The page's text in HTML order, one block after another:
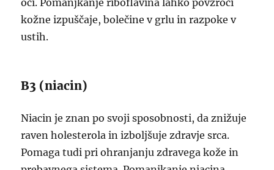
oči. Pomanjkanje riboflavina lahko povzroči
kožne izpuščaje, bolečine v grlu in razpoke v
ustih.
B3 (niacin)
Niacin je znan po svoji sposobnosti, da znižuje
raven holesterola in izboljšuje zdravje srca.
Pomaga tudi pri ohranjanju zdravega kože in